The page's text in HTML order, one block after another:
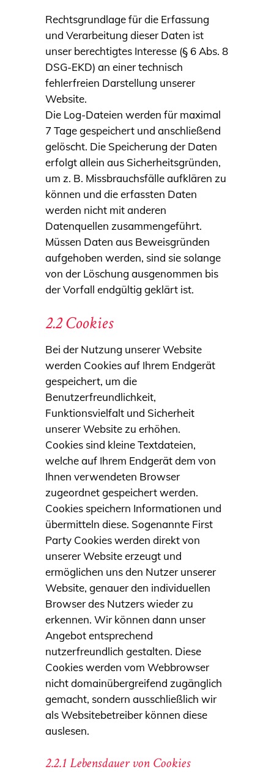
Rechtsgrundlage für die Erfassung
und Verarbeitung dieser Daten ist
unser berechtigtes Interesse (§ 6 Abs. 8
DSG-EKD) an einer technisch
fehlerfreien Darstellung unserer
Website.
Die Log-Dateien werden für maximal
7 Tage gespeichert und anschließend
gelöscht. Die Speicherung der Daten
erfolgt allein aus Sicherheitsgründen,
um z. B. Missbrauchsfälle aufklären zu
können und die erfassten Daten
werden nicht mit anderen
Datenquellen zusammengeführt.
Müssen Daten aus Beweisgründen
aufgehoben werden, sind sie solange
von der Löschung ausgenommen bis
der Vorfall endgültig geklärt ist.
2.2 Cookies
Bei der Nutzung unserer Website
werden Cookies auf Ihrem Endgerät
gespeichert, um die
Benutzerfreundlichkeit,
Funktionsvielfalt und Sicherheit
unserer Website zu erhöhen.
Cookies sind kleine Textdateien,
welche auf Ihrem Endgerät dem von
Ihnen verwendeten Browser
zugeordnet gespeichert werden.
Cookies speichern Informationen und
übermitteln diese. Sogenannte First
Party Cookies werden direkt von
unserer Website erzeugt und
ermöglichen uns den Nutzer unserer
Website, genauer den individuellen
Browser des Nutzers wieder zu
erkennen. Wir können dann unser
Angebot entsprechend
nutzerfreundlich gestalten. Diese
Cookies werden vom Webbrowser
nicht domainübergreifend zugänglich
gemacht, sondern ausschließlich wir
als Websitebetreiber können diese
auslesen.
2.2.1 Lebensdauer von Cookies